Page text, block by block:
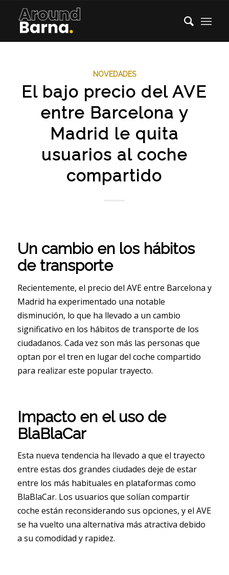
NOVEDADES
El bajo precio del AVE
entre Barcelona y
Madrid le quita
usuarios al coche
compartido
Un cambio en los hábitos
de transporte
Recientemente, el precio del AVE entre Barcelona y
Madrid ha experimentado una notable
disminución, lo que ha llevado a un cambio
significativo en los hábitos de transporte de los
ciudadanos. Cada vez son más las personas que
optan por el tren en lugar del coche compartido
para realizar este popular trayecto.
Impacto en el uso de
BlaBlaCar
Esta nueva tendencia ha llevado a que el trayecto
entre estas dos grandes ciudades deje de estar
entre los más habituales en plataformas como
BlaBlaCar. Los usuarios que solían compartir
coche están reconsiderando sus opciones, y el AVE
se ha vuelto una alternativa más atractiva debido
a su comodidad y rapidez.